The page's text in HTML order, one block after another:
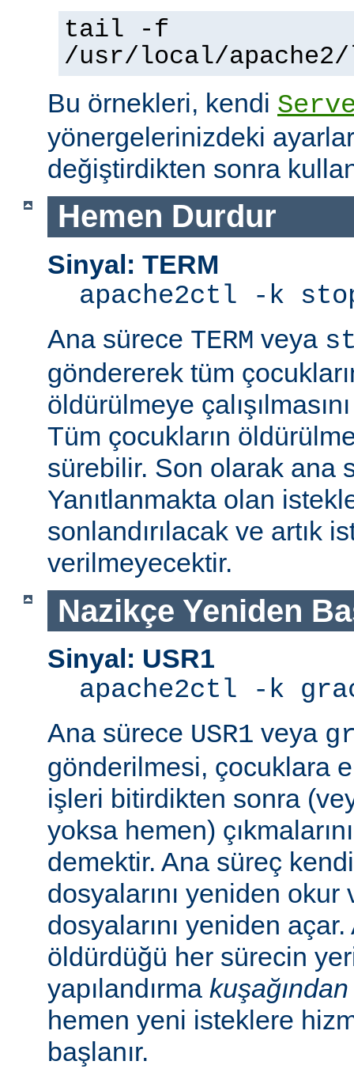
tail -f
/usr/local/
Bu örnekleri, kendi
yönergelerinizdeki
değiştirdikten sonra
Hemen Durdur
Sinyal: TERM
apache2ctl -k
Ana sürece TERM veya
göndererek tüm
öldürülmeye
Tüm çocukların
sürebilir. Son olarak ana
Yanıtlanmakta olan
sonlandırılacak ve artık
verilmeyecektir.
Nazikçe Yeniden
Sinyal: USR1
apache2ctl -k
Ana sürece USR1 veya
gönderilmesi, çocuklara
işleri bitirdikten sonra
yoksa hemen)
demektir. Ana süreç
dosyalarını yeniden
dosyalarını yeniden
öldürdüğü her sürecin
yapılandırma kuşağından
hemen yeni isteklere
başlanır.